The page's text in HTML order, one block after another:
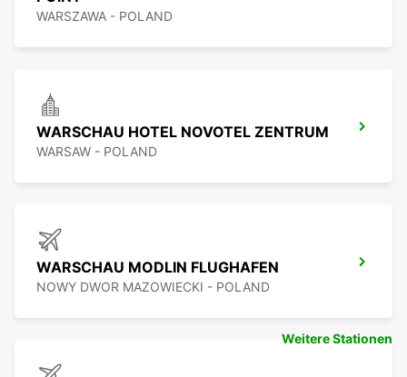
WARSZAWA - POLAND
WARSCHAU HOTEL NOVOTEL ZENTRUM
WARSAW - POLAND
WARSCHAU MODLIN FLUGHAFEN
NOWY DWOR MAZOWIECKI - POLAND
Weitere Stationen